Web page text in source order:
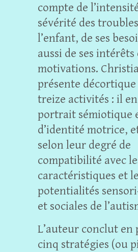
compte de
sévérité des
l’enfant, de ses
aussi de ses intérêts
motivations.
présente
treize activités : il
portrait sémiotique
d’identité motrice,
selon leur degré de
compatibilité avec
caractéristiques et
potentialités
et sociales de
L’auteur conclut en
cinq stratégies (ou